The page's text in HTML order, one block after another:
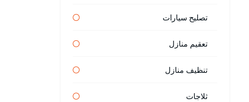
تصليح سيارات
تعقيم منازل
تنظيف منازل
ثلاجات